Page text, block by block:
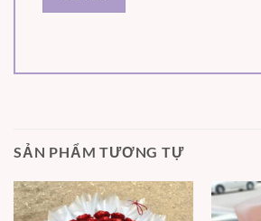
SẢN PHẨM TƯƠNG TỰ